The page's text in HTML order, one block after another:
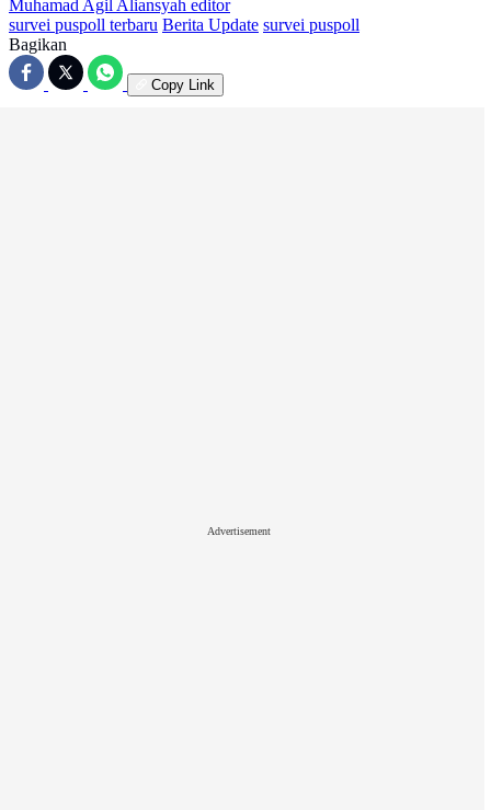
Muhamad Agil Aliansyah editor
survei puspoll terbaru Berita Update survei puspoll
Bagikan
Copy Link
Advertisement